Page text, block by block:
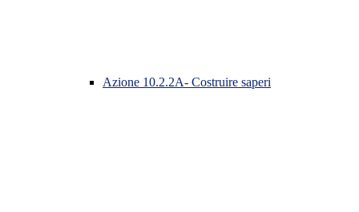
Azione 10.2.2A- Costruire saperi